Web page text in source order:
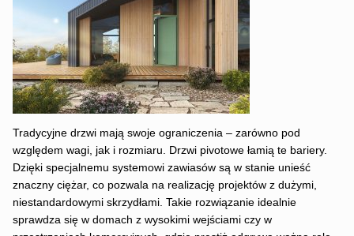
Tradycyjne drzwi mają swoje ograniczenia – zarówno pod
względem wagi, jak i rozmiaru. Drzwi pivotowe łamią te bariery.
Dzięki specjalnemu systemowi zawiasów są w stanie unieść
znaczny ciężar, co pozwala na realizację projektów z dużymi,
niestandardowymi skrzydłami. Takie rozwiązanie idealnie
sprawdza się w domach z wysokimi wejściami czy w